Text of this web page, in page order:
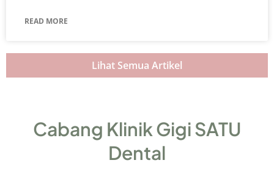
READ MORE
Lihat Semua Artikel
Cabang Klinik Gigi SATU
Dental